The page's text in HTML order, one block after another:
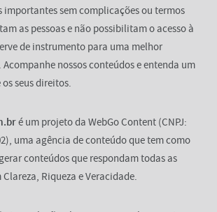
importantes sem complicações ou termos
as pessoas e não possibilitam o acesso à
de instrumento para uma melhor
nossos conteúdos e entenda um
seus direitos.
é um projeto da WebGo Content (CNPJ:
uma agência de conteúdo que tem como
conteúdos que respondam todas as
Riqueza e Veracidade.